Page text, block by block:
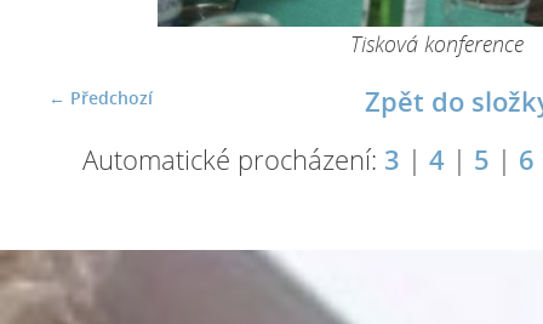
Tisková konference
← Předchozí
Zpět do
Automatické procházení: 3 | 4| 5 | 6